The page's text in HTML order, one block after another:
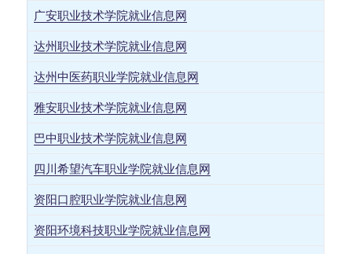
广安职业技术学院就业信息网
达州职业技术学院就业信息网
达州中医药职业学院就业信息网
雅安职业技术学院就业信息网
巴中职业技术学院就业信息网
四川希望汽车职业学院就业信息网
资阳口腔职业学院就业信息网
资阳环境科技职业学院就业信息网